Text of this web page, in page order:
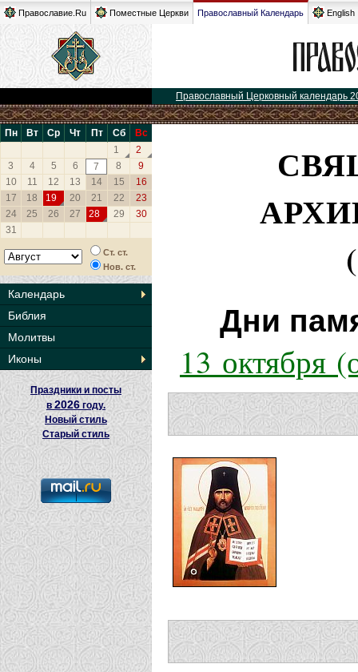
Православие.Ru Поместные Церкви Православный Календарь English
Православный Церковный календарь
Пн Вт Ср Чт Пт Сб
Вс
1
2
3
4 5 6 7 8
9
10
11 12 13 14 15
16
17
18 19 20 21 22
23
24
25 26 27 28 29
30
31
Ст. ст.
Нов. ст.
Календарь
Библия
Молитвы
Иконы
Праздники и посты
в2026 году.
Новый стиль
Старый стиль
Дни
13 октября